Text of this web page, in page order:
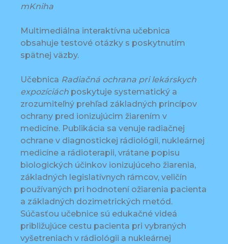
mKniha
Multimediálna interaktívna učebnica
obsahuje testové otázky s poskytnutím
spätnej väzby.
Učebnica Radiačná ochrana pri lekárskych
expozíciách poskytuje systematický a
zrozumiteľný prehľad základných princípov
ochrany pred ionizujúcim žiarením v
medicíne. Publikácia sa venuje radiačnej
ochrane v diagnostickej rádiológii, nukleárnej
medicíne a rádioterapii, vrátane popisu
biologických účinkov ionizujúceho žiarenia,
základných legislatívnych rámcov, veličín
používaných pri hodnotení ožiarenia pacienta
a základných dozimetrických metód.
Súčasťou učebnice sú edukačné videá
približujúce cestu pacienta pri vybraných
vyšetreniach v rádiológii a nukleárnej